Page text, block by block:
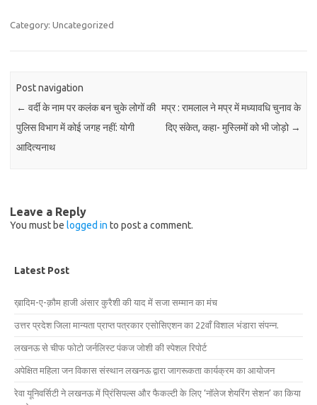
Category: Uncategorized
Post navigation
← वर्दी के नाम पर कलंक बन चुके लोगों की
पुलिस विभाग में कोई जगह नहीं: योगी
आदित्यनाथ
मप्र : रामलाल ने मप्र में मध्यावधि चुनाव के
दिए संकेत, कहा- मुस्लिमों को भी जोड़ो →
Leave a Reply
You must be logged in to post a comment.
Latest Post
ख़ादिम-ए-क़ौम हाजी अंसार कुरैशी की याद में सजा सम्मान का मंच
उत्तर प्रदेश जिला मान्यता प्राप्त पत्रकार एसोसिएशन का 22वाँ विशाल भंडारा संपन्न.
लखनऊ से चीफ फोटो जर्नलिस्ट पंकज जोशी की स्पेशल रिपोर्ट
अपेक्षित महिला जन विकास संस्थान लखनऊ द्वारा जागरूकता कार्यक्रम का आयोजन
रेवा यूनिवर्सिटी ने लखनऊ में प्रिंसिपल्स और फैकल्टी के लिए ‘नॉलेज शेयरिंग सेशन’ का किया